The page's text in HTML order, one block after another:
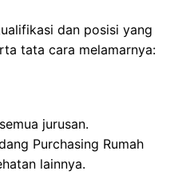
dan posisi yang
tata cara melamarnya:
jurusan.
Purchasing Rumah
lainnya.